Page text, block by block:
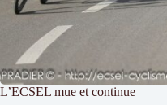
L’ECSEL mue et continue